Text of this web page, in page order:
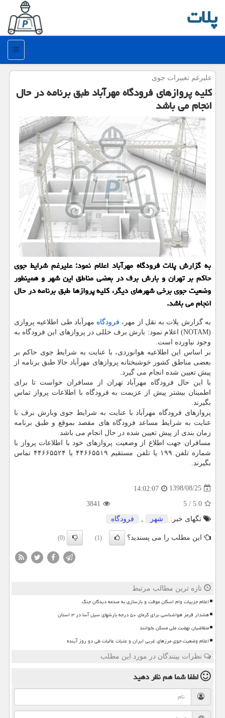
پلات
منو
علیرغم تغییرات جوی
كلیه پروازهای فرودگاه مهرآباد طبق برنامه در حال
انجام می باشد
به گزارش پلات فرودگاه مهرآباد اعلام نمود: علیرغم شرایط جوی
حاكم بر تهران و بارش برف در بعضی مناطق این شهر و همینطور
وضعیت جوی برخی شهرهای دیگر، كلیه پروازها طبق برنامه در حال
انجام می باشد.
به گزارش پلات به نقل از مهر، فرودگاه مهرآباد طی اطلاعیه پروازی
(NOTAM) اعلام نمود: بارش برف خللی در پروازهای این فرودگاه به
وجود نیاورده است.
بر اساس این اطلاعیه هوانوردی، با عنایت به شرایط جوی حاكم بر
بعضی مناطق كشور خوشبختانه پروازهای مهرآباد حالا طبق برنامه از
پیش تعیین شده انجام می گیرد.
با این حال فرودگاه مهرآباد تهران از مسافران خواست تا برای
اطمینان بیشتر پیش از عزیمت به فرودگاه با اطلاعات پرواز تماس
بگیرند.
پروازهای فرودگاه مهرآباد با عنایت به شرایط جوی وبارش برف با
عنایت به شرایط مساعد فرودگاه های مقصد بموقع و طبق برنامه
زمان بندی از پیش تعیین شده در حال انجام می باشد.
مسافران جهت اطلاع از وضعیت پروازهای خود با اطلاعات پرواز با
شماره تلفن ۱۹۹ یا تلفن مستقیم ۴۴۶۶۵۵۱۹ یا ۴۴۶۶۵۵۲۴ تماس
بگیرند.
1398/08/25
14:02:07
5.0
/
5
3841
تگهای خبر:
شهر فرودگاه
این مطلب را می پسندید؟ (1)
(0)
تازه ترین مطالب مرتبط
اعلام جزییات وام اسکان موقت و بازسازی به صدمه دیدگان جنگ
هشدار قرمز هواشناسی برای گرمای ۵۰ درجه بارشهای سیل آسا در ۳ استان
متقاضیان نهضت ملی مسکن بخوانند
اعلام وضعیت جوی مرزهای غربی ایران و عتبات عالیات طی دو روز آینده
نظرات بینندگان در مورد این مطلب
لطفا شما همنظر دهید